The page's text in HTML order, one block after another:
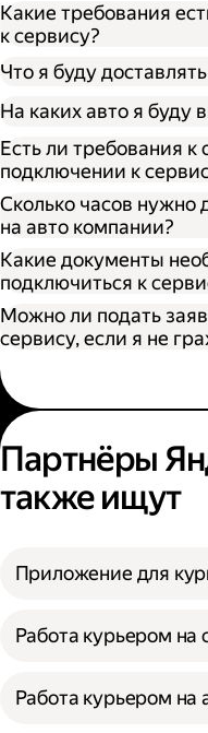
Какие требования
к сервису?
Что я буду
На каких авто я буду
Есть ли требования
подключении к
Сколько часов нужно
на авто компании?
Какие документы
подключиться к
Можно ли подать
сервису, если я не
Партнёры
также ищут
Приложение для
Работа курьером на
Работа курьером на